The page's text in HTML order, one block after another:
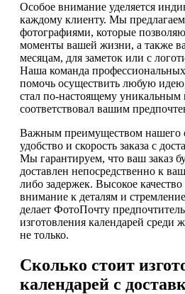
Особое внимание уделяется
каждому клиенту. Мы
фотографиями, которые
моменты вашей жизни, а также
месяцам, для заметок или с
Наша команда профессиональных
помочь осуществить любую
стал по-настоящему уникальным
соответствовал вашим
Важным преимуществом нашего
удобство и скорость заказа с
Мы гарантируем, что ваш заказ
доставлен непосредственно к
либо задержек. Высокое
внимание к деталям и
делает ФотоПочту
изготовления календарей среди
не только.
Сколько стоит
календарей с